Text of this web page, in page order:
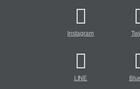
Instagram
LINE